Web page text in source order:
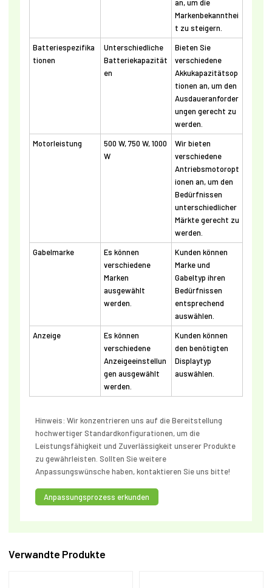
an, um die
Markenbekannthei
t zu steigern.
Batteriespezifika
tionen
Unterschiedliche
Batteriekapazität
en
Bieten Sie
verschiedene
Akkukapazitätsop
tionen an, um den
Ausdaueranforder
ungen gerecht zu
werden.
Motorleistung
500 W, 750 W, 1000
W
Wir bieten
verschiedene
Antriebsmotoropt
ionen an, um den
Bedürfnissen
unterschiedlicher
Märkte gerecht zu
werden.
Gabelmarke
Es können
verschiedene
Marken
ausgewählt
werden.
Kunden können
Marke und
Gabeltyp ihren
Bedürfnissen
entsprechend
auswählen.
Anzeige
Es können
verschiedene
Anzeigeeinstellun
gen ausgewählt
werden.
Kunden können
den benötigten
Displaytyp
auswählen.
Hinweis: Wir konzentrieren uns auf die Bereitstellung
hochwertiger Standardkonfigurationen, um die
Leistungsfähigkeit und Zuverlässigkeit unserer Produkte
zu gewährleisten. Sollten Sie weitere
Anpassungswünsche haben, kontaktieren Sie uns bitte!
Anpassungsprozess erkunden
Verwandte Produkte